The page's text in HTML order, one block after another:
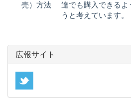
売）方法
達でも購入できるよ
うと考えています。
広報サイト